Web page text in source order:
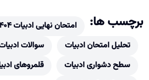
برچسب ها:
امتحان نهایی ادبیات ۱۴۰۴
تحلیل امتحان ادبیات
سوالات
سطح دشواری ادبیات
قلمروهای